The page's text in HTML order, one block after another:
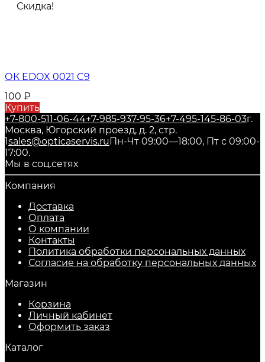
Скидка!
ОК EDOX 0021 C9
100 ₽
Купить
+7-800-511-06-44+7-985-937-95-36+7-495-145-86-03г.
Москва, Югорский проезд, д. 2, стр.
1sales@opticaservis.ruПн-Чт 09:00—18:00, Пт с 09:00-
17:00.
Мы в соц.сетях
Компания
Доставка
Оплата
О компании
Контакты
Политика обработки персональных данных
Согласие на обработку персональных данных
Магазин
Корзина
Личный кабинет
Оформить заказ
Каталог